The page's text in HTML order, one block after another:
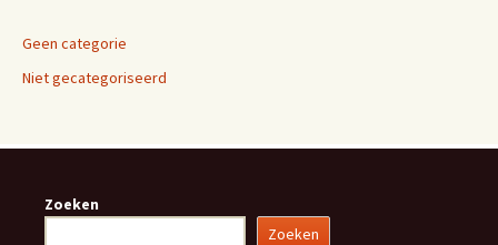
Geen categorie
Niet gecategoriseerd
Zoeken
Zoeken